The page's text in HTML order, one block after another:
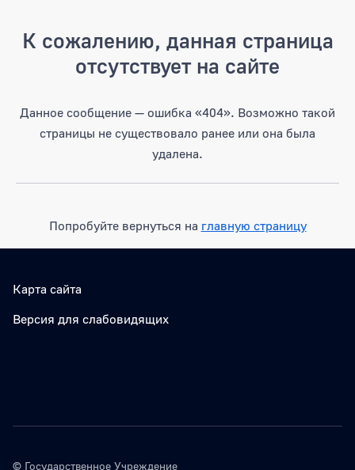
К сожалению, данная страница
отсутствует на сайте
Данное сообщение — ошибка «404». Возможно такой
страницы не существовало ранее или она была
удалена.
Попробуйте вернуться на главную страницу
Карта сайта
Версия для слабовидящих
© Государственное Учреждение